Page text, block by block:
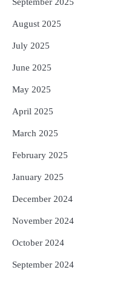
September 2025
August 2025
July 2025
June 2025
May 2025
April 2025
March 2025
February 2025
January 2025
December 2024
November 2024
October 2024
September 2024